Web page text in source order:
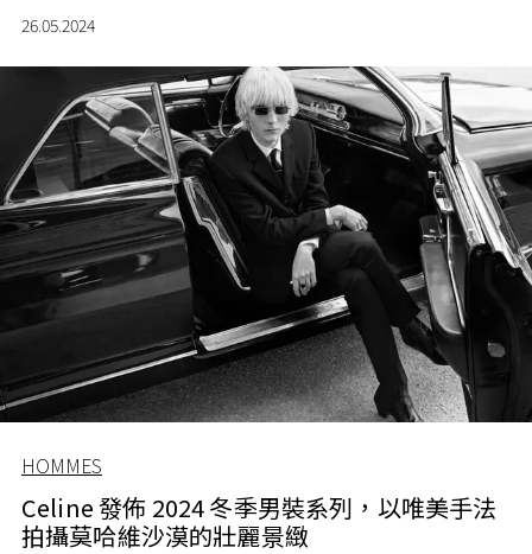
26.05.2024
HOMMES
Celine 發佈 2024 冬季男裝系列，以唯美手法
拍攝莫哈維沙漠的壯麗景緻